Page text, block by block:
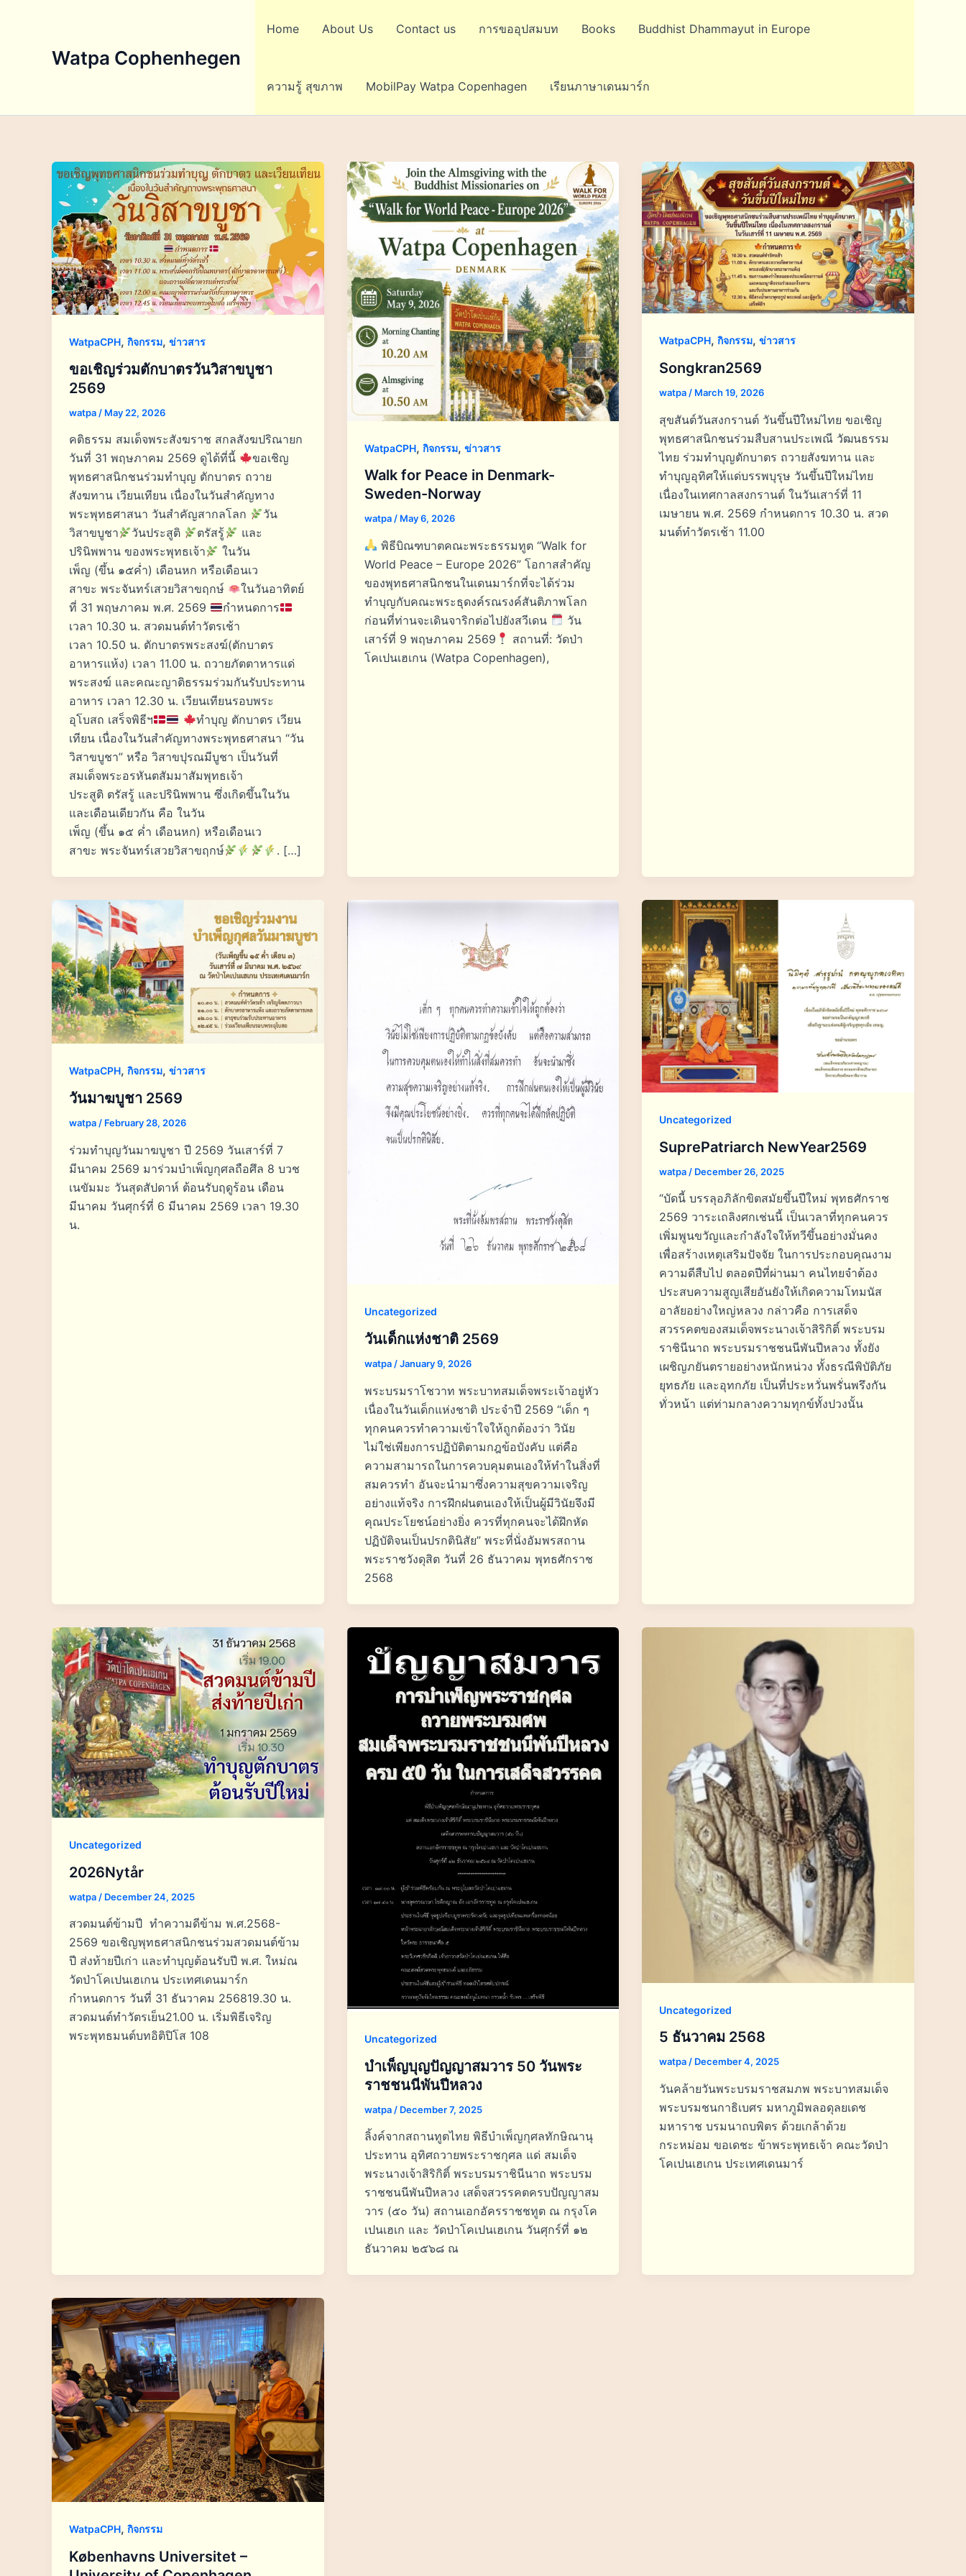
Watpa Cophenhegen
Home About Us Contact us การขออุปสมบท Books Buddhist Dhammayut in Europe
ความรู้ สุขภาพ MobilPay Watpa Copenhagen เรียนภาษาเดนมาร์ก
WatpaCPH, กิจกรรม, ข่าวสาร
ขอเชิญร่วมตักบาตรวันวิสาขบูชา
2569
watpa / May 22, 2026
คติธรรม สมเด็จพระสังฆราช สกลสังฆปริณายก
วันที่ 31 พฤษภาคม 2569 ดูได้ที่นี้
ขอเชิญ
พุทธศาสนิกชนร่วมทำบุญ ตักบาตร ถวาย
สังฆทาน เวียนเทียน เนื่องในวันสำคัญทาง
พระพุทธศาสนา วันสำคัญสากลโลก
วัน
วิสาขบูชา
วันประสูติ ตรัสรู้
และ
ปรินิพพาน ของพระพุทธเจ้า
ในวัน
เพ็ญ (ขึ้น ๑๕ค่ำ) เดือนหก หรือเดือนเว
สาขะ พระจันทร์เสวยวิสาขฤกษ์
ในวันอาทิตย์
ที่ 31 พฤษภาคม พ.ศ. 2569
กำหนดการ
เวลา 10.30 น. สวดมนต์ทำวัตรเช้า
เวลา 10.50 น. ตักบาตรพระสงฆ์(ตักบาตร
อาหารแห้ง) เวลา 11.00 น. ถวายภัตตาหารแด่
พระสงฆ์ และคณะญาติธรรมร่วมกันรับประทาน
อาหาร เวลา 12.30 น. เวียนเทียนรอบพระ
อุโบสถ เสร็จพิธีฯ
ทำบุญ ตักบาตร เวียน
เทียน เนื่องในวันสำคัญทางพระพุทธศาสนา “วัน
วิสาขบูชา” หรือ วิสาขปุรณมีบูชา เป็นวันที่
สมเด็จพระอรหันตสัมมาสัมพุทธเจ้า
ประสูติ ตรัสรู้ และปรินิพพาน ซึ่งเกิดขึ้นในวัน
และเดือนเดียวกัน คือ ในวัน
เพ็ญ (ขึ้น ๑๕ ค่ำ เดือนหก) หรือเดือนเว
สาขะ พระจันทร์เสวยวิสาขฤกษ์
. […]
WatpaCPH, กิจกรรม, ข่าวสาร
Walk for Peace in Denmark-
Sweden-Norway
watpa/ May 6, 2026
พิธีบิณฑบาตคณะพระธรรมทูต “Walk for
World Peace – Europe 2026” โอกาสสำคัญ
ของพุทธศาสนิกชนในเดนมาร์กที่จะได้ร่วม
ทำบุญกับคณะพระธุดงค์รณรงค์สันติภาพโลก
ก่อนที่ท่านจะเดินจาริกต่อไปยังสวีเดน
วัน
เสาร์ที่ 9 พฤษภาคม 2569
สถานที่: วัดป่า
โคเปนเฮเกน (Watpa Copenhagen),
WatpaCPH,กิจกรรม,ข่าวสาร
Songkran2569
watpa/ March 19, 2026
สุขสันต์วันสงกรานต์ วันขึ้นปีใหม่ไทย ขอเชิญ
พุทธศาสนิกชนร่วมสืบสานประเพณี วัฒนธรรม
ไทย ร่วมทำบุญตักบาตร ถวายสังฆทาน และ
ทำบุญอุทิศให้แด่บรรพบุรุษ วันขึ้นปีใหม่ไทย
เนื่องในเทศกาลสงกรานต์ ในวันเสาร์ที่ 11
เมษายน พ.ศ. 2569 กำหนดการ 10.30 น. สวด
มนต์ทำวัตรเช้า 11.00
WatpaCPH, กิจกรรม, ข่าวสาร
วันมาฆบูชา 2569
watpa / February 28, 2026
ร่วมทำบุญวันมาฆบูชา ปี 2569 วันเสาร์ที่ 7
มีนาคม 2569 มาร่วมบำเพ็ญกุศลถือศึล 8 บวช
เนขัมมะ วันสุดสัปดาห์ ต้อนรับฤดูร้อน เดือน
มีนาคม วันศุกร์ที่ 6 มีนาคม 2569 เวลา 19.30
น.
Uncategorized
วันเด็กแห่งชาติ 2569
watpa /January 9, 2026
พระบรมราโชวาท พระบาทสมเด็จพระเจ้าอยู่หัว
เนื่องในวันเด็กแห่งชาติ ประจำปี 2569 “เด็ก ๆ
ทุกคนควรทำความเข้าใจให้ถูกต้องว่า วินัย
ไม่ใช่เพียงการปฏิบัติตามกฎข้อบังคับ แต่คือ
ความสามารถในการควบคุมตนเองให้ทำในสิ่งที่
สมควรทำ อันจะนำมาซึ่งความสุขความเจริญ
อย่างแท้จริง การฝึกฝนตนเองให้เป็นผู้มีวินัยจึงมี
คุณประโยชน์อย่างยิ่ง ควรที่ทุกคนจะได้ฝึกหัด
ปฏิบัติจนเป็นปรกตินิสัย” พระที่นั่งอัมพรสถาน
พระราชวังดุสิต วันที่ 26 ธันวาคม พุทธศักราช
2568
Uncategorized
SuprePatriarch NewYear2569
watpa / December 26, 2025
“บัดนี้ บรรลุอภิลักขิตสมัยขึ้นปีใหม่ พุทธศักราช
2569 วาระเถลิงศกเช่นนี้ เป็นเวลาที่ทุกคนควร
เพิ่มพูนขวัญและกำลังใจให้ทวีขึ้นอย่างมั่นคง
เพื่อสร้างเหตุเสริมปัจจัย ในการประกอบคุณงาม
ความดีสืบไป ตลอดปีที่ผ่านมา คนไทยจำต้อง
ประสบความสูญเสียอันยังให้เกิดความโทมนัส
อาลัยอย่างใหญ่หลวง กล่าวคือ การเสด็จ
สวรรคตของสมเด็จพระนางเจ้าสิริกิติ์ พระบรม
ราชินีนาถ พระบรมราชชนนีพันปีหลวง ทั้งยัง
เผชิญภยันตรายอย่างหนักหน่วง ทั้งธรณีพิบัติภัย
ยุทธภัย และอุทกภัย เป็นที่ประหวั่นพรั่นพรึงกัน
ทั่วหน้า แต่ท่ามกลางความทุกข์ทั้งปวงนั้น
Uncategorized
2026Nytår
watpa / December 24, 2025
สวดมนต์ข้ามปี ทำความดีข้าม พ.ศ.2568-
2569 ขอเชิญพุทธศาสนิกชนร่วมสวดมนต์ข้าม
ปี ส่งท้ายปีเก่า และทำบุญต้อนรับปี พ.ศ. ใหม่ณ
วัดป่าโคเปนเฮเกน ประเทศเดนมาร์ก
กำหนดการ วันที่ 31 ธันวาคม 256819.30 น.
สวดมนต์ทำวัตรเย็น21.00 น. เริ่มพิธีเจริญ
พระพุทธมนต์บทอิติปิโส 108
Uncategorized
บำเพ็ญบุญปัญญาสมวาร 50 วันพระ
ราชชนนีพันปีหลวง
watpa / December 7, 2025
ลิ้งค์จากสถานทูตไทย พิธีบำเพ็ญกุศลทักษิณานุ
ประทาน อุทิศถวายพระราชกุศล แด่ สมเด็จ
พระนางเจ้าสิริกิติ์ พระบรมราชินีนาถ พระบรม
ราชชนนีพันปีหลวง เสด็จสวรรคตครบปัญญาสม
วาร (๕๐ วัน) สถานเอกอัครราชชทูต ณ กรุงโค
เปนเฮเก และ วัดป่าโคเปนเฮเกน วันศุกร์ที่ ๑๒
ธันวาคม ๒๕๖๘ ณ
Uncategorized
5 ธันวาคม 2568
watpa/ December 4, 2025
วันคล้ายวันพระบรมราชสมภพ พระบาทสมเด็จ
พระบรมชนกาธิเบศร มหาภูมิพลอดุลยเดช
มหาราช บรมนาถบพิตร ด้วยเกล้าด้วย
กระหม่อม ขอเดชะ ข้าพระพุทธเจ้า คณะวัดป่า
โคเปนเฮเกน ประเทศเดนมาร์
WatpaCPH, กิจกรรม
Københavns Universitet –